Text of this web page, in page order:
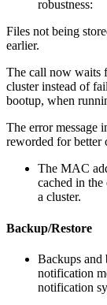
robustness:
Files not being
earlier.
The call now waits
cluster instead of
bootup, when
The error message
reworded for better
The MAC
cached in
a cluster.
Backup/Restore
Backups and
notification
notification